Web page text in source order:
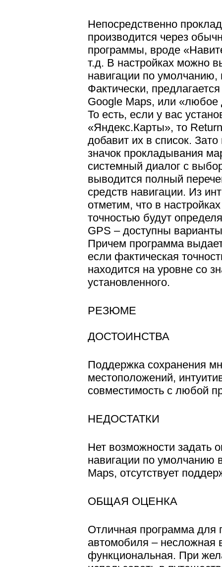
Непосредственно
производится через
программы, вроде
т.д. В настройках можно
навигации по умолчанию,
Фактически,
Google Maps, или «любое
То есть, если у вас
«Яндекс.Карты», то
добавит их в список.
значок прокладывания
системный диалог с
выводится полный
средств навигации. Из
отметим, что в
точностью будут
GPS – доступны
Причем программа
если фактическая
находится на уровне со
установленного.
РЕЗЮМЕ
ДОСТОИНСТВА
Поддержка сохранения
местоположений,
совместимость с любой
НЕДОСТАТКИ
Нет возможности задать
навигации по умолчанию
Maps, отсутствует
ОБЩАЯ ОЦЕНКА
Отличная программа для
автомобиля – несложная
функциональная. При